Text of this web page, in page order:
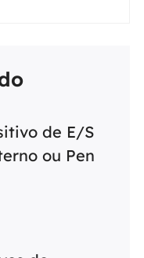
de E/S
ou Pen